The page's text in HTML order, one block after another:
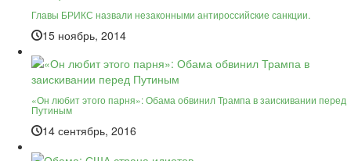
Главы БРИКС назвали незаконными антироссийские санкции.
15 ноябрь, 2014
«Он любит этого парня»: Обама обвинил Трампа в заискивании перед
Путиным
14 сентябрь, 2016